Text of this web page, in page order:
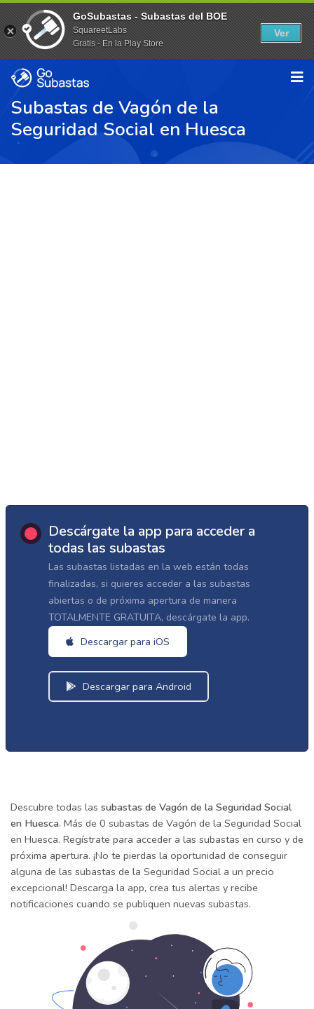
Subastas de Vagón de la
Seguridad Social en Huesca
Descárgate la app para acceder a
todas las subastas
Las subastas listadas en la web están todas
finalizadas, si quieres acceder a las subastas
abiertas o de próxima apertura de manera
TOTALMENTE GRATUITA, descárgate la app.
Descargar para iOS
Descargar para Android
Descubre todas las subastas de Vagón de la Seguridad Social
en Huesca. Más de 0 subastas de Vagón de la Seguridad Social
en Huesca. Regístrate para acceder a las subastas en curso y de
próxima apertura. ¡No te pierdas la oportunidad de conseguir
alguna de las subastas de la Seguridad Social a un precio
excepcional! Descarga la app, crea tus alertas y recibe
notificaciones cuando se publiquen nuevas subastas.
GoSubastas - Subastas del BOE
SquareetLabs
Gratis - En la Play Store
Ver